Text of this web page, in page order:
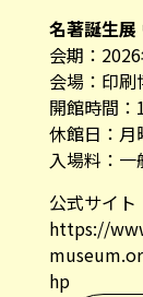
名著誕生
会期：
会場：印刷
開館時間：
休館日：月
入場料：
公式サイト
https://
hp